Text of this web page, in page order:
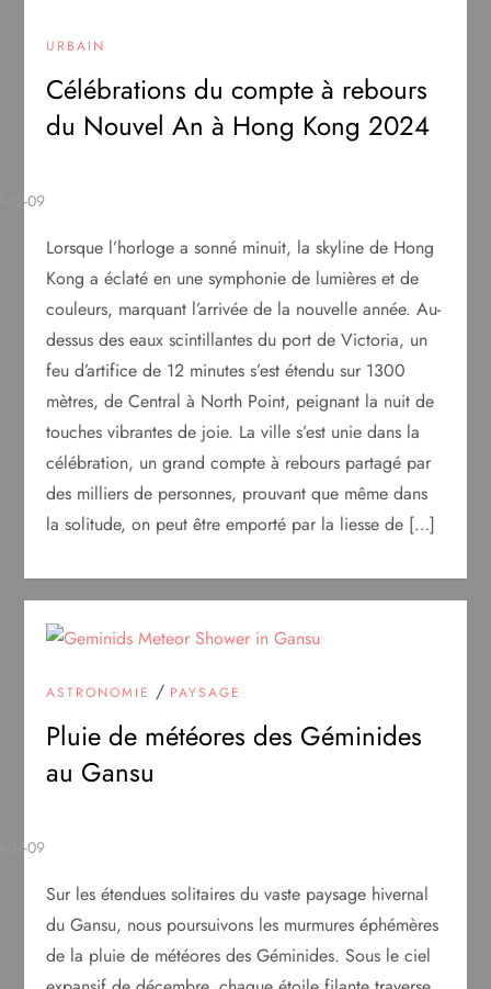
URBAIN
Célébrations du compte à rebours
du Nouvel An à Hong Kong 2024
Lorsque l’horloge a sonné minuit, la skyline de Hong
Kong a éclaté en une symphonie de lumières et de
couleurs, marquant l’arrivée de la nouvelle année. Au-
dessus des eaux scintillantes du port de Victoria, un
feu d’artifice de 12 minutes s’est étendu sur 1300
mètres, de Central à North Point, peignant la nuit de
touches vibrantes de joie. La ville s’est unie dans la
célébration, un grand compte à rebours partagé par
des milliers de personnes, prouvant que même dans
la solitude, on peut être emporté par la liesse de […]
ASTRONOMIE / PAYSAGE
Pluie de météores des Géminides
au Gansu
Sur les étendues solitaires du vaste paysage hivernal
du Gansu, nous poursuivons les murmures éphémères
de la pluie de météores des Géminides. Sous le ciel